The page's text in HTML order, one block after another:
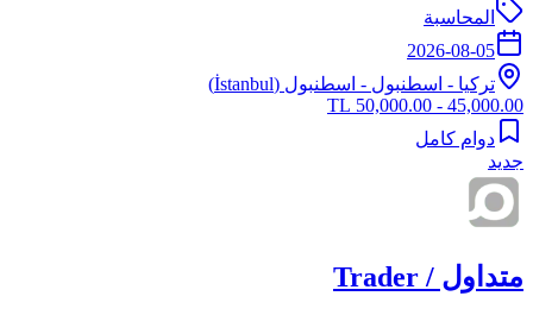
المحاسبة
2026-08-05
تركيا - اسطنبول - اسطنبول (İstanbul)
45,000.00 - 50,000.00 TL
دوام كامل
جديد
متداول / Trader